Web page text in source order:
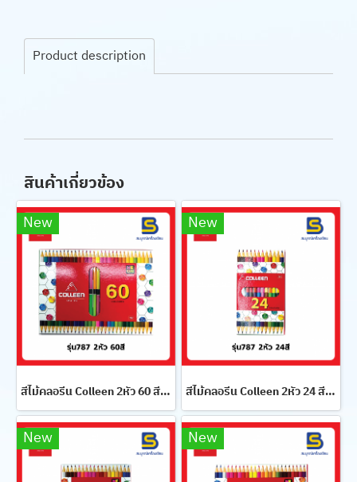
Product description
สินค้าเกี่ยวข้อง
New
สีไม้คลอรีน Colleen 2หัว 60 สี 30 แท่ง รุ่น 787
New
สีไม้คลอรีน Colleen 2หัว 24 สี 12 แท่ง รุ่น 787
New New